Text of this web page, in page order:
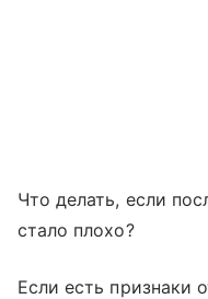
Что делать, если
стало плохо?
Если есть признаки